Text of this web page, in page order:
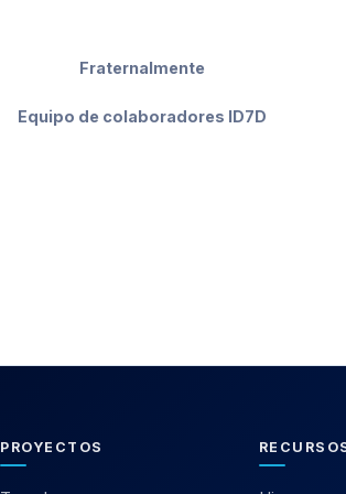
Fraternalmente
Equipo de colaboradores ID7D
PROYECTOS